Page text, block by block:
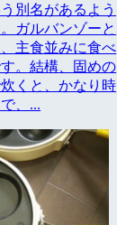
別名があるよう
ガルバンゾーと
主食並みに食べ
。結構、固めの
くと、かなり時
、...